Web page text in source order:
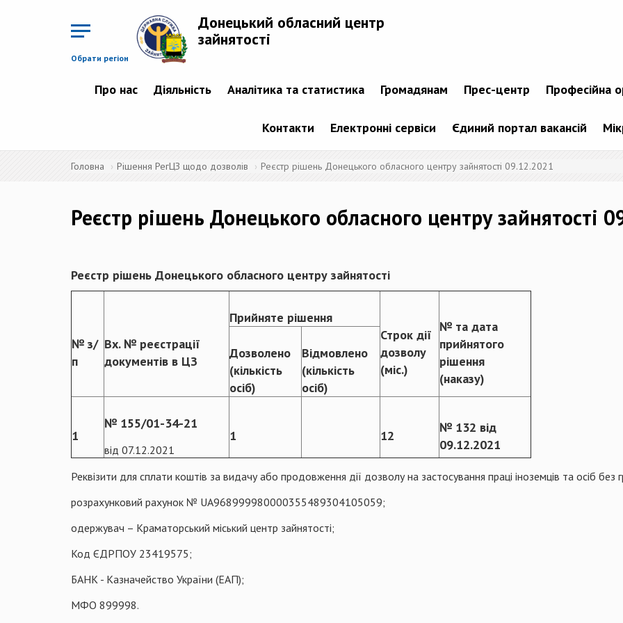
Обрати регіон
Донецький обласний центр
зайнятості
Про нас Діяльність Аналітика та статистика Громадянам Прес-центр Професійна
Контакти Електронні сервіси Єдиний портал вакансій
Головна Рішення РегЦЗ щодо дозволів Реєстр рішень Донецького обласного центру зайнятості 09.12.2021
Реєстр рішень Донецького обласного центру зайнятості
Реєстр рішень Донецького обласного центру зайнятості
№ з/
п
Вх. № реєстрації
документів в ЦЗ
Прийняте рішення
Строк дії
дозволу
(міс.)
№ та дата
прийнятого
рішення
(наказу)
Дозволено
(кількість
осіб)
Відмовлено
(кількість
осіб)
1
№ 155/01-34-21
від 07.12.2021
1 12
№ 132 від
09.12.2021
Реквізити для сплати коштів за видачу або продовження дії дозволу на застосування праці іноземців та осіб без
розрахунковий рахунок № UA968999980000355489304105059;
одержувач – Краматорський міський центр зайнятості;
Код ЄДРПОУ 23419575;
БАНК - Казначейство України (ЕАП);
МФО 899998.